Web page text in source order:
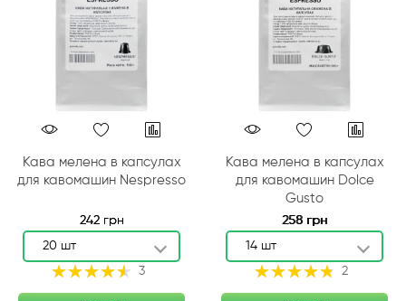
Кава мелена в капсулах
для кавомашин Nespresso
242 грн
20 шт
Рейтинг:
3
Кава мелена в капсулах
для кавомашин Dolce
Gusto
258 грн
14 шт
Рейтинг:
2